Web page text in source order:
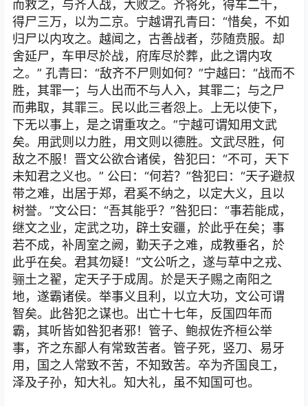
而救之，与齐人战，大败之。齐将死，得车二千，
得尸三万，以为二京。宁越谓孔青曰：“惜矣，不如
归尸以内攻之。越闻之，古善战者，莎随贲服。却
舍延尸，车甲尽於战，府库尽於葬，此之谓内攻
之。” 孔青曰：“敌齐不尸则如何？”宁越曰：“战而不
胜，其罪一；与人出而不与人入，其罪二；与之尸
而弗取，其罪三。民以此三者怨上。上无以使下，
下无以事上，是之谓重攻之。”宁越可谓知用文武
矣。用武则以力胜，用文则以德胜。文武尽胜，何
敌之不服！晋文公欲合诸侯，咎犯曰：“不可，天下
未知君之义也。” 公曰：“何若？”咎犯曰：“天子避叔
带之难，出居于郑，君奚不纳之，以定大义，且以
树誉。”文公曰：“吾其能乎？”咎犯曰：“事若能成，
继文之业，定武之功，辟土安疆，於此乎在矣；事
若不成，补周室之阙，勤天子之难，成教垂名，於
此乎在矣。君其勿疑！”文公听之，遂与草中之戎、
骊土之翟，定天子于成周。於是天子赐之南阳之
地，遂霸诸侯。举事义且利，以立大功，文公可谓
智矣。此咎犯之谋也。出亡十七年，反国四年而
霸，其听皆如咎犯者邪！管子、鲍叔佐齐桓公举
事，齐之东鄙人有常致苦者。管子死，竖刀、易牙
用，国之人常致不苦，不知致苦。卒为齐国良工，
泽及子孙，知大礼。知大礼，虽不知国可也。